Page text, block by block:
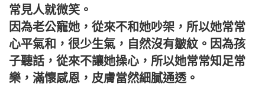
常見人就微笑。
因為老公寵她，從來不和她吵架，所以她常常
心平氣和，很少生氣，自然沒有皺紋。因為孩
子聽話，從來不讓她操心，所以她常常知足常
樂，滿懷感恩，皮膚當然細膩通透。